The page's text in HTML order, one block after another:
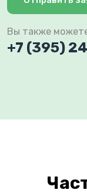
Вы также
+7 (395)